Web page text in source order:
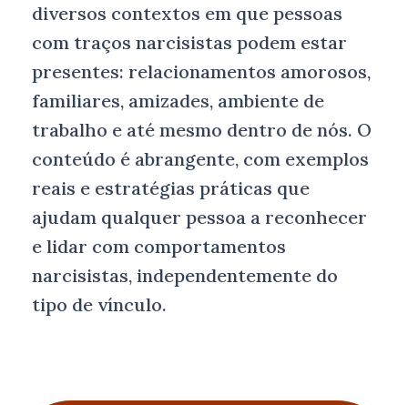
diversos contextos em que pessoas
com traços narcisistas podem estar
presentes: relacionamentos amorosos,
familiares, amizades, ambiente de
trabalho e até mesmo dentro de nós. O
conteúdo é abrangente, com exemplos
reais e estratégias práticas que
ajudam qualquer pessoa a reconhecer
e lidar com comportamentos
narcisistas, independentemente do
tipo de vínculo.